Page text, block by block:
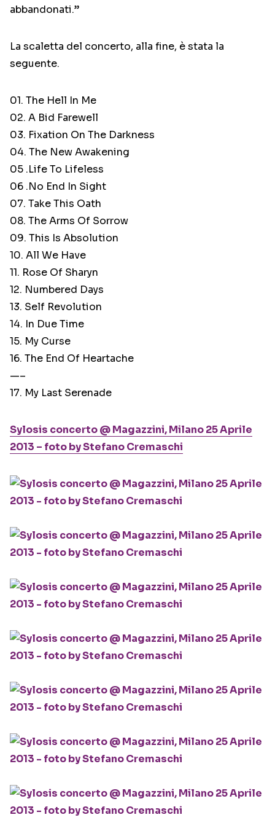
abbandonati.”
La scaletta del concerto, alla fine, è stata la
seguente.
01. The Hell In Me
02. A Bid Farewell
03. Fixation On The Darkness
04. The New Awakening
05 .Life To Lifeless
06 .No End In Sight
07. Take This Oath
08. The Arms Of Sorrow
09. This Is Absolution
10. All We Have
11. Rose Of Sharyn
12. Numbered Days
13. Self Revolution
14. In Due Time
15. My Curse
16. The End Of Heartache
—–
17. My Last Serenade
Sylosis concerto @ Magazzini, Milano 25 Aprile
2013 – foto by Stefano Cremaschi